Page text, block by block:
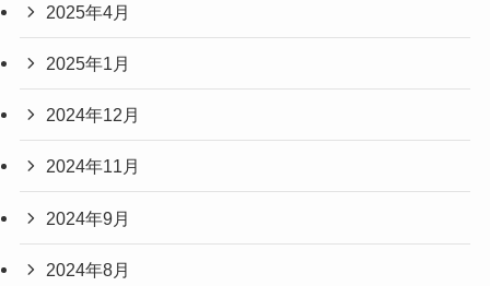
2025年4月
2025年1月
2024年12月
2024年11月
2024年9月
2024年8月